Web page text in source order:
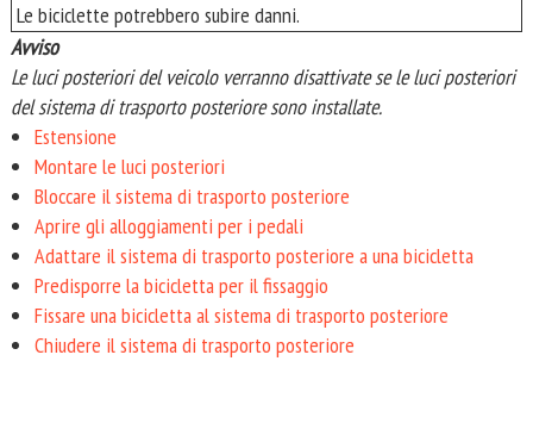
Le biciclette potrebbero subire danni.
Avviso
Le luci posteriori del veicolo verranno disattivate se le luci posteriori
del sistema di trasporto posteriore sono installate.
Estensione
Montare le luci posteriori
Bloccare il sistema di trasporto posteriore
Aprire gli alloggiamenti per i pedali
Adattare il sistema di trasporto posteriore a una bicicletta
Predisporre la bicicletta per il fissaggio
Fissare una bicicletta al sistema di trasporto posteriore
Chiudere il sistema di trasporto posteriore